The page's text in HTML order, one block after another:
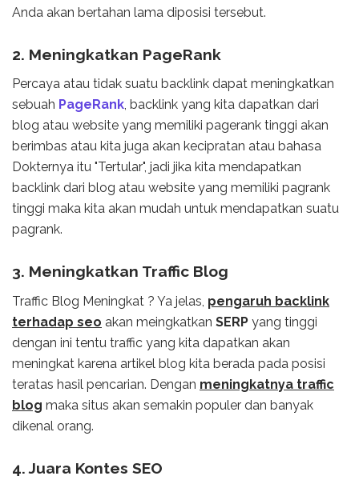
Anda akan bertahan lama diposisi tersebut.
2. Meningkatkan PageRank
Percaya atau tidak suatu backlink dapat meningkatkan
sebuah PageRank, backlink yang kita dapatkan dari
blog atau website yang memiliki pagerank tinggi akan
berimbas atau kita juga akan kecipratan atau bahasa
Dokternya itu "Tertular", jadi jika kita mendapatkan
backlink dari blog atau website yang memiliki pagrank
tinggi maka kita akan mudah untuk mendapatkan suatu
pagrank.
3. Meningkatkan Traffic Blog
Traffic Blog Meningkat ? Ya jelas, pengaruh backlink
terhadap seo akan meingkatkan SERP yang tinggi
dengan ini tentu traffic yang kita dapatkan akan
meningkat karena artikel blog kita berada pada posisi
teratas hasil pencarian. Dengan meningkatnya traffic
blog maka situs akan semakin populer dan banyak
dikenal orang.
4. Juara Kontes SEO